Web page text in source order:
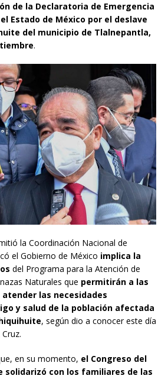
de la Declaratoria de Emergencia
Estado de México por el deslave
del municipio de Tlalnepantla,
.
la Coordinación Nacional de
el Gobierno de México implica la
del Programa para la Atención de
Naturales que permitirán a las
las necesidades
y salud de la población afectada
, según dio a conocer este día
en su momento, el Congreso del
solidarizó con los familiares de las